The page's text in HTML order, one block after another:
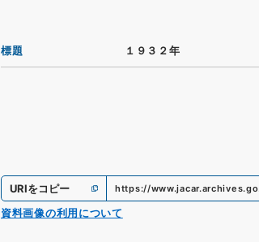
標題 １９３２年
URIをコピー https://
資料画像の利用について